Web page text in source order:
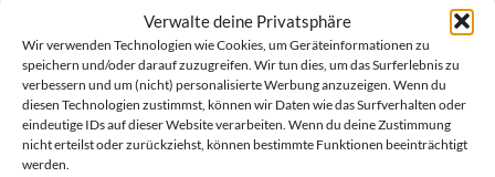
Verwalte deine Privatsphäre
Wir verwenden Technologien wie Cookies, um Geräteinformationen zu
speichern und/oder darauf zuzugreifen. Wir tun dies, um das Surferlebnis zu
verbessern und um (nicht) personalisierte Werbung anzuzeigen. Wenn du
diesen Technologien zustimmst, können wir Daten wie das Surfverhalten oder
eindeutige IDs auf dieser Website verarbeiten. Wenn du deine Zustimmung
nicht erteilst oder zurückziehst, können bestimmte Funktionen beeinträchtigt
werden.
Unser Nettopreis: Ab4,02€
Bruttopreis, inkl. Mwst: 8,07€
Unser Nettopreis: Ab0,72
Bruttopreis, inkl. Mwst:1,45€